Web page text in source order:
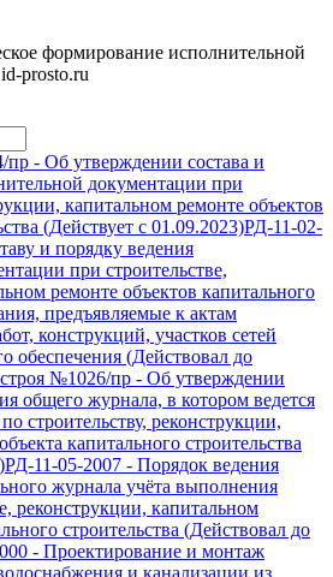
формирование исполнительной
prosto.ru
пр - Об утверждении состава и
документации при
капитальном ремонте объектов
(Действует с 01.09.2023)РД-11-02-
и порядку ведения
при строительстве,
ремонте объектов капитального
предъявляемые к актам
конструкций, участков сетей
обеспечения (Действовал до
№1026/пр - Об утверждении
общего журнала, в котором ведется
строительству, реконструкции,
капитального строительства
РД-11-05-2007 - Порядок ведения
журнала учёта выполнения
реконструкции, капитальном
строительства (Действовал до
- Проектирование и монтаж
и канализации из